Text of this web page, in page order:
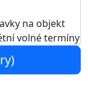
na objekt
volné termíny